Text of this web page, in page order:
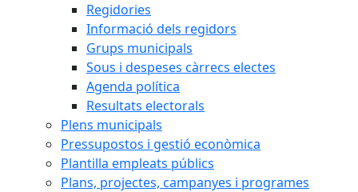
Regidories
Informació dels regidors
Grups municipals
Sous i despeses càrrecs electes
Agenda política
Resultats electorals
Plens municipals
Pressupostos i gestió econòmica
Plantilla empleats públics
Plans, projectes, campanyes i programes